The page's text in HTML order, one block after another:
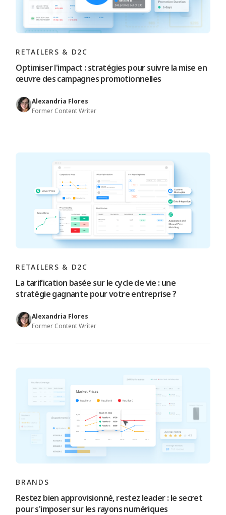
RETAILERS & D2C
Optimiser l'impact : stratégies pour suivre la mise en
œuvre des campagnes promotionnelles
Alexandria Flores
Former Content Writer
RETAILERS & D2C
La tarification basée sur le cycle de vie : une
stratégie gagnante pour votre entreprise ?
Alexandria Flores
Former Content Writer
BRANDS
Restez bien approvisionné, restez leader : le secret
pour s'imposer sur les rayons numériques